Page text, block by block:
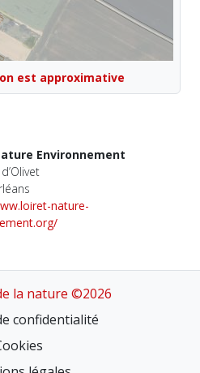
est approximative
Environnement
nature-
la nature ©2026
confidentialité